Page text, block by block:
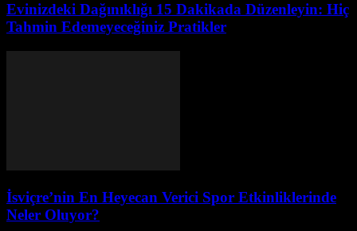
Evinizdeki Dağınıklığı 15 Dakikada Düzenleyin: Hiç
Tahmin Edemeyeceğiniz Pratikler
İsviçre’nin En Heyecan Verici Spor Etkinliklerinde
Neler Oluyor?